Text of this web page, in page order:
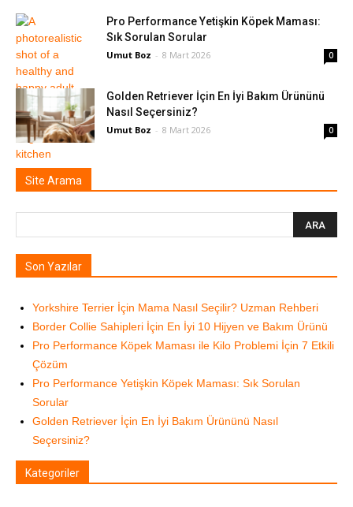
Pro Performance Yetişkin Köpek Maması:
Sık Sorulan Sorular
Umut Boz - 8 Mart 2026 0
Golden Retriever İçin En İyi Bakım Ürününü
Nasıl Seçersiniz?
Umut Boz - 8 Mart 2026 0
Site Arama
Son Yazılar
Yorkshire Terrier İçin Mama Nasıl Seçilir? Uzman Rehberi
Border Collie Sahipleri İçin En İyi 10 Hijyen ve Bakım Ürünü
Pro Performance Köpek Maması ile Kilo Problemi İçin 7 Etkili
Çözüm
Pro Performance Yetişkin Köpek Maması: Sık Sorulan
Sorular
Golden Retriever İçin En İyi Bakım Ürününü Nasıl
Seçersiniz?
Kategoriler